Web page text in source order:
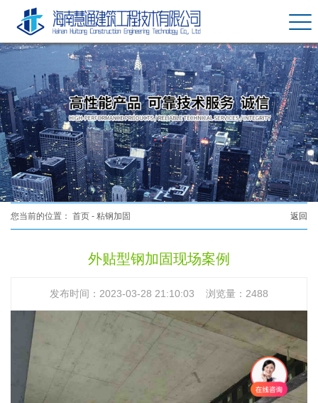
您当前的位置： 首页 - 粘钢加固 返回
外贴型钢加固现场案例
发布时间：2023-03-28 21:10:03 浏览量：2488